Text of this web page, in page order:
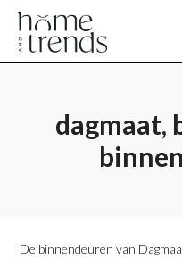
dagmaat,
De binnendeuren van